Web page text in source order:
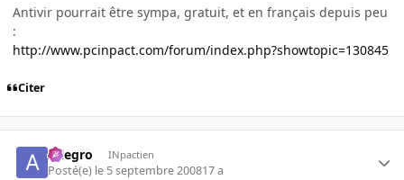
Antivir pourrait être sympa, gratuit, et en français depuis peu
:
http://www.pcinpact.com/forum/index.php?showtopic=130845
Citer
Allegro INpactien
Posté(e) le 5 septembre 200817 a